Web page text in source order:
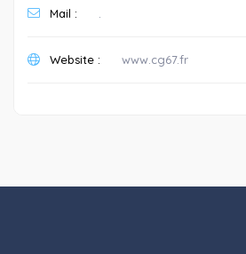
Mail :
Website : www.cg67.fr